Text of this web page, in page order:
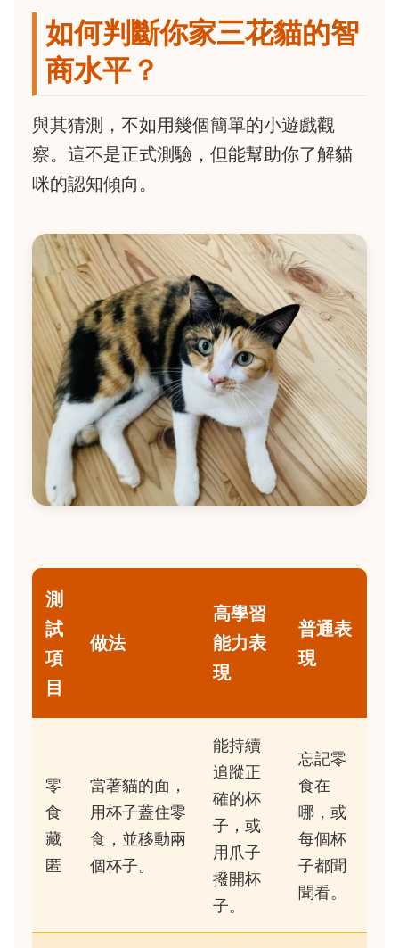
如何判斷你家三花貓的智
商水平？
與其猜測，不如用幾個簡單的小遊戲觀
察。這不是正式測驗，但能幫助你了解貓
咪的認知傾向。
測
試
項
目
做法
高學習
能力表
現
普通表
現
零
食
藏
匿
當著貓的面，
用杯子蓋住零
食，並移動兩
個杯子。
能持續
追蹤正
確的杯
子，或
用爪子
撥開杯
子。
忘記零
食在
哪，或
每個杯
子都聞
聞看。